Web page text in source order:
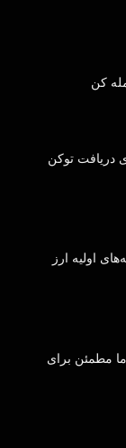
کن
دریافت توکن
اولیه ارز
مطمئن برای